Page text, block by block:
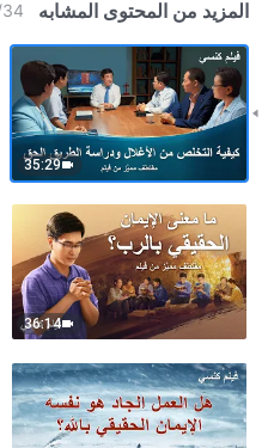
المزيد من المحتوى المشابه 34
35:29
36:14